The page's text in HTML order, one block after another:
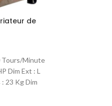
de
Tours/Minute
Dim Ext : L
23 Kg Dim